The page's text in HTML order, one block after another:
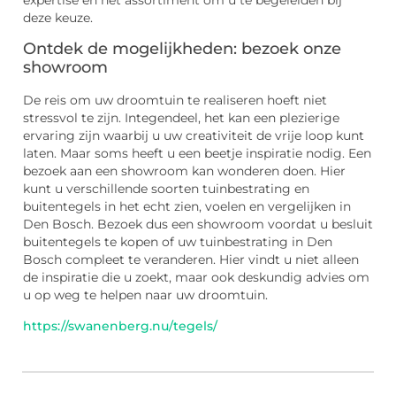
deze keuze.
Ontdek de mogelijkheden: bezoek onze
showroom
De reis om uw droomtuin te realiseren hoeft niet
stressvol te zijn. Integendeel, het kan een plezierige
ervaring zijn waarbij u uw creativiteit de vrije loop kunt
laten. Maar soms heeft u een beetje inspiratie nodig. Een
bezoek aan een showroom kan wonderen doen. Hier
kunt u verschillende soorten tuinbestrating en
buitentegels in het echt zien, voelen en vergelijken in
Den Bosch. Bezoek dus een showroom voordat u besluit
buitentegels te kopen of uw tuinbestrating in Den
Bosch compleet te veranderen. Hier vindt u niet alleen
de inspiratie die u zoekt, maar ook deskundig advies om
u op weg te helpen naar uw droomtuin.
https://swanenberg.nu/tegels/